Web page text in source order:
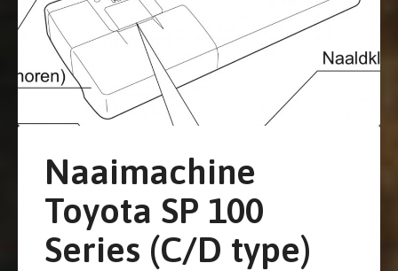
Naaimachine
Toyota SP 100
Series (C/D type)